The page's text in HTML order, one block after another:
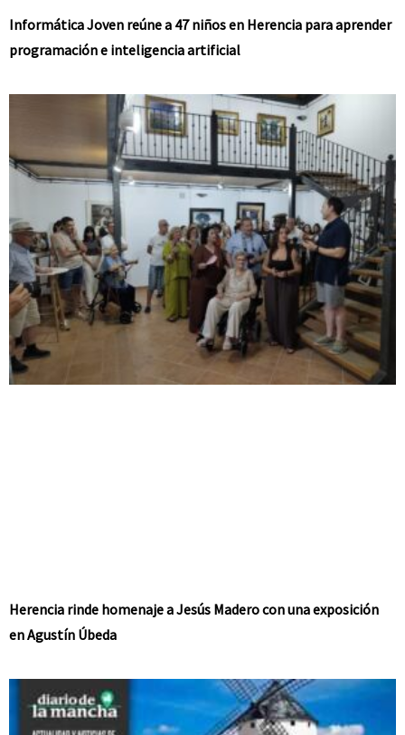
Informática Joven reúne a 47 niños en Herencia para aprender
programación e inteligencia artificial
Herencia rinde homenaje a Jesús Madero con una exposición
en Agustín Úbeda